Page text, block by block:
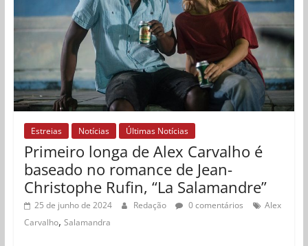
Estreias Notícias Últimas Notícias
Primeiro longa de Alex Carvalho é
baseado no romance de Jean-
Christophe Rufin, “La Salamandre”
25 de junho de 2024 Redação 0 comentários
Alex
Carvalho, Salamandra